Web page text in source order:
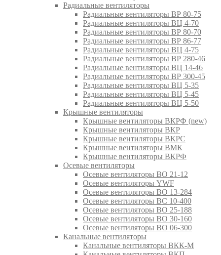
Радиальные вентиляторы
Радиальные вентиляторы ВР 80-75
Радиальные вентиляторы ВЦ 4-70
Радиальные вентиляторы ВР 80-70
Радиальные вентиляторы ВР 86-77
Радиальные вентиляторы ВЦ 4-75
Радиальные вентиляторы ВР 280-46
Радиальные вентиляторы ВЦ 14-46
Радиальные вентиляторы ВР 300-45
Радиальные вентиляторы ВЦ 5-35
Радиальные вентиляторы ВЦ 5-45
Радиальные вентиляторы ВЦ 5-50
Крышные вентиляторы
Крышные вентиляторы ВКРФ (new)
Крышные вентиляторы ВКР
Крышные вентиляторы ВКРС
Крышные вентиляторы ВМК
Крышные вентиляторы ВКРФ
Осевые вентиляторы
Осевые вентиляторы ВО 21-12
Осевые вентиляторы YWF
Осевые вентиляторы ВО 13-284
Осевые вентиляторы ВС 10-400
Осевые вентиляторы ВО 25-188
Осевые вентиляторы ВО 30-160
Осевые вентиляторы ВО 06-300
Канальные вентиляторы
Канальные вентиляторы ВКК-М